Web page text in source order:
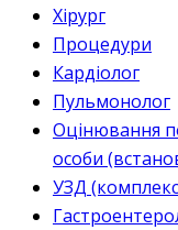
Хірург
Процедури
Кардіолог
Пульмонолог
Оцінювання
особи
УЗД